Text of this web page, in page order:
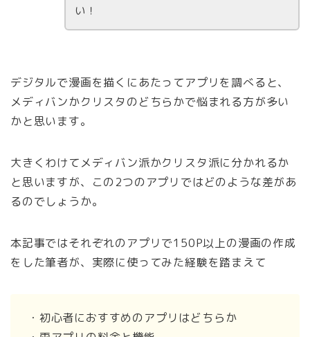
い！
デジタルで漫画を描くにあたってアプリを調べると、
メディバンかクリスタのどちらかで悩まれる方が多い
かと思います。
大きくわけてメディバン派かクリスタ派に分かれるか
と思いますが、この2つのアプリではどのような差があ
るのでしょうか。
本記事ではそれぞれのアプリで150P以上の漫画の作成
をした筆者が、実際に使ってみた経験を踏まえて
・初心者におすすめのアプリはどちらか